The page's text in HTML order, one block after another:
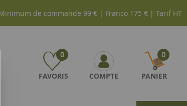
de commande 99 € | Franco 175 € | Tarif HT
0
FAVORIS COMPTE
0
PANIER